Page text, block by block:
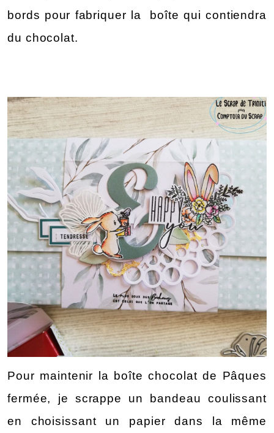
bords pour fabriquer la  boîte qui contiendra
du chocolat.
Pour maintenir la boîte chocolat de Pâques
fermée, je scrappe un bandeau coulissant
en choisissant un papier dans la même